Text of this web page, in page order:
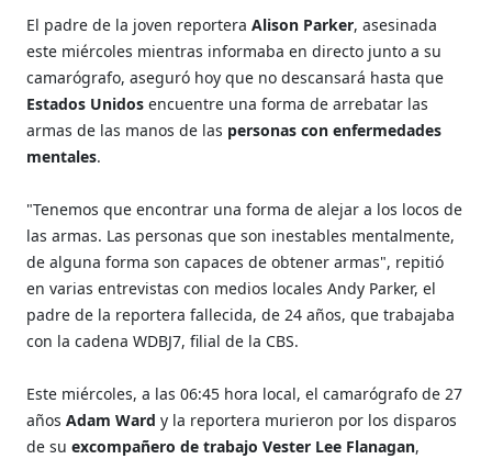
El padre de la joven reportera Alison Parker, asesinada
este miércoles mientras informaba en directo junto a su
camarógrafo, aseguró hoy que no descansará hasta que
Estados Unidos encuentre una forma de arrebatar las
armas de las manos de las personas con enfermedades
mentales.
"Tenemos que encontrar una forma de alejar a los locos de
las armas. Las personas que son inestables mentalmente,
de alguna forma son capaces de obtener armas", repitió
en varias entrevistas con medios locales Andy Parker, el
padre de la reportera fallecida, de 24 años, que trabajaba
con la cadena WDBJ7, filial de la CBS.
Este miércoles, a las 06:45 hora local, el camarógrafo de 27
añosAdam Wardy la reportera murieron por los disparos
de suexcompañero de trabajo Vester Lee Flanagan,